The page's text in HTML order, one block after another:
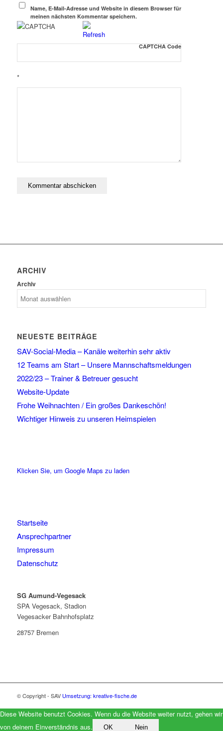
Name, E-Mail-Adresse und Website in diesem Browser für
meinen nächsten Kommentar speichern.
CAPTCHA Code
*
ARCHIV
Archiv
NEUESTE BEITRÄGE
SAV-Social-Media – Kanäle weiterhin sehr aktiv
12 Teams am Start – Unsere Mannschaftsmeldungen
2022/23 – Trainer & Betreuer gesucht
Website-Update
Frohe Weihnachten / Ein großes Dankeschön!
Wichtiger Hinweis zu unseren Heimspielen
Klicken Sie, um Google Maps zu laden
Startseite
Ansprechpartner
Impressum
Datenschutz
SG Aumund-Vegesack
SPA Vegesack, Stadion
Vegesacker Bahnhofsplatz
28757 Bremen
© Copyright - SAV Umsetzung: kreative-fische.de
Diese Website benutzt Cookies. Wenn du die Website weiter nutzt, gehen wir
von deinem Einverständnis aus.
OK Nein